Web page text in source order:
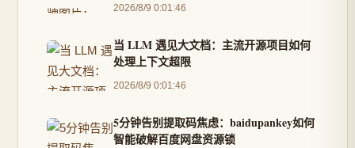
2026/8/9 0:01:46
当 LLM 遇见大文档：主流开源项目如何
处理上下文超限
2026/8/9 0:01:46
5分钟告别提取码焦虑：baidupankey如何
智能破解百度网盘资源锁